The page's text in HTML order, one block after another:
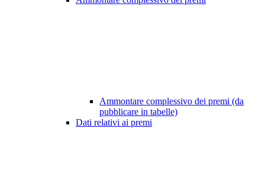
Ammontare complessivo dei premi (da
pubblicare in tabelle)
Dati relativi ai premi